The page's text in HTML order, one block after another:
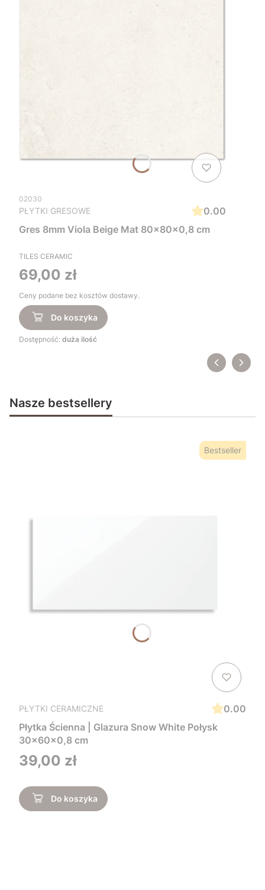
02030
PŁYTKI GRESOWE
0.00
Gres 8mm Viola Beige Mat 80x80x0,8 cm
TILES CERAMIC
Cena
69,00 zł
Ceny podane bez kosztów dostawy.
Do koszyka
Dostępność: duża ilość
Nasze bestsellery
Bestseller
PŁYTKI CERAMICZNE
0.00
Płytka Ścienna | Glazura Snow White Połysk
30x60x0,8 cm
Cena
39,00 zł
Do koszyka